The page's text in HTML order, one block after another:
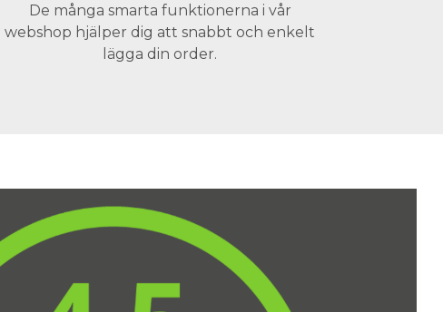
De många smarta funktionerna i vår
webshop hjälper dig att snabbt och enkelt
lägga din order.